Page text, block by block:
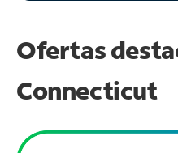
Ofertas
Connecticut